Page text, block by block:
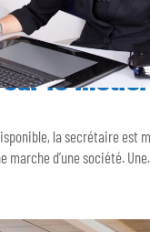
le
la secrétaire est
marche d’une société. Une